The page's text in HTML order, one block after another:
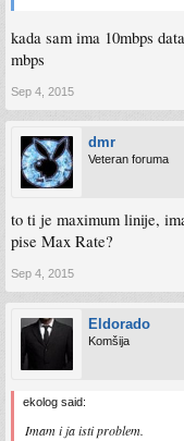
kada sam ima 10mbps
mbps
Sep 4, 2015
dmr
Veteran foruma
to ti je maximum linije,
pise Max Rate?
Sep 4, 2015
Eldorado
Komšija
ekolog said:
Imam i ja isti problem.